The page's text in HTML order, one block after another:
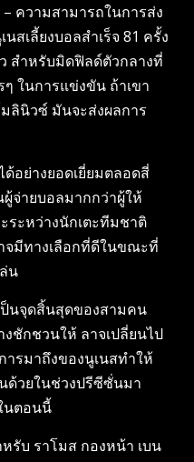
ความสามารถในการส่ง
สเลี้ยงบอลสำเร็จ 81 ครั้ง
สำหรับมิดฟิลด์ตัวกลางที่
ในการแข่งขัน ถ้าเขา
ลินิวซ์ มันจะส่งผลการ
อย่างยอดเยี่ยมตลอดสี่
จ่ายบอลมากกว่าผู้ให้
ระหว่างนักเตะทีมชาติ
จมีทางเลือกที่ดีในขณะที่
น
ป็นจุดสิ้นสุดของสามคน
ชักชวนให้ ลาจเปลี่ยนไป
ารมาถึงของนูเนสทำให้
ด้วยในช่วงปรีซีซั่นมา
นตอนนี้
รับ ราโมส กองหน้า เบน